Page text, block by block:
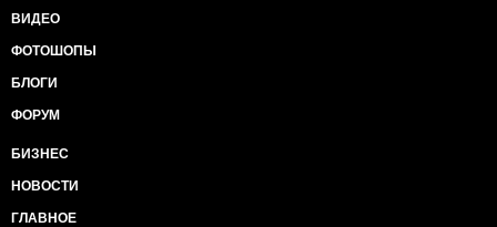
ВИДЕО
ФОТОШОПЫ
БЛОГИ
ФОРУМ
БИЗНЕС
НОВОСТИ
ГЛАВНОЕ